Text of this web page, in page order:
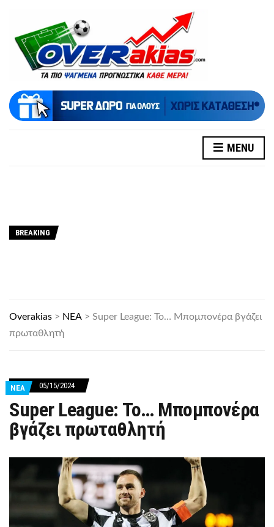
MENU
BREAKING
Overakias > ΝΕΑ > Super League: Το… Μπομπονέρα βγάζει
πρωταθλητή
ΝΕΑ 05/15/2024
Super League: Το… Μπομπονέρα
βγάζει πρωταθλητή